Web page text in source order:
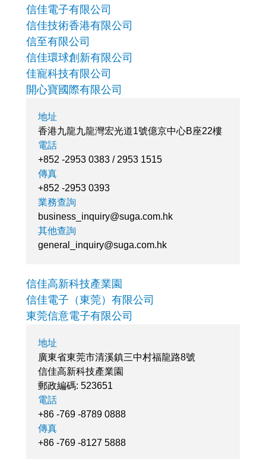
信佳電子有限公司
信佳技術香港有限公司
信至有限公司
信佳環球創新有限公司
佳寵科技有限公司
開心寶國際有限公司
地址
香港九龍九龍灣宏光道1號億京中心B座22樓
電話
+852 -2953 0383 / 2953 1515
傳真
+852 -2953 0393
業務查詢
business_inquiry@suga.com.hk
其他查詢
general_inquiry@suga.com.hk
信佳高新科技產業園
信佳電子（東莞）有限公司
東莞信意電子有限公司
地址
廣東省東莞市清溪鎮三中村福龍路8號
信佳高新科技產業園
郵政編碼: 523651
電話
+86 -769 -8789 0888
傳真
+86 -769 -8127 5888